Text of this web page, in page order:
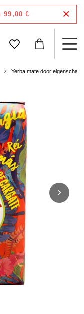
99,00 €
Yerba mate door